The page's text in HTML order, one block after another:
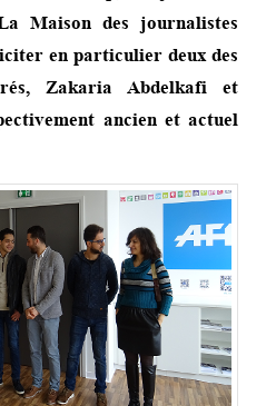
Maison des journalistes
en particulier deux des
Zakaria Abdelkafi et
ancien et actuel